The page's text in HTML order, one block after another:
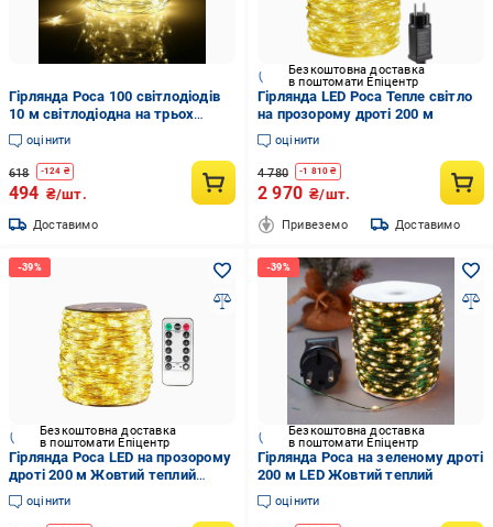
Гірлянда Роса 100 світлодіодів
10 м світлодіодна на трьох
батарейках та USB статичний
режим Білий теплий (22007820)
оцінити
618 -124 ₴
494 ₴/шт.
Доставимо
Безкоштовна доставка
в поштомати Епіцентр
Гірлянда LED Роса Тепле світло
на прозорому дроті 200 м
оцінити
4 780 -1 810 ₴
2 970 ₴/шт.
Привеземо Доставимо
Безкоштовна доставка
в поштомати Епіцентр
Гірлянда Роса LED на прозорому
дроті 200 м Жовтий теплий
(200мть)
оцінити
Безкоштовна доставка
в поштомати Епіцентр
Гірлянда Роса на зеленому дроті
200 м LED Жовтий теплий
оцінити